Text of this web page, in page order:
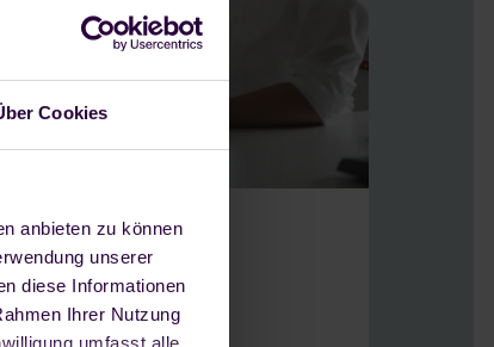
Cookies
anbieten zu können
unserer
diese Informationen
Ihrer Nutzung
umfasst alle